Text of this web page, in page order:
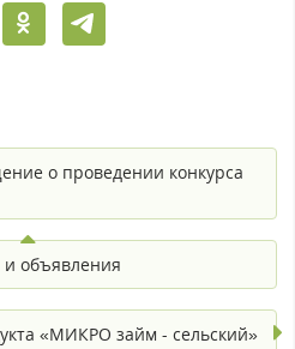
о проведении конкурса
и объявления
«МИКРО займ - сельский»